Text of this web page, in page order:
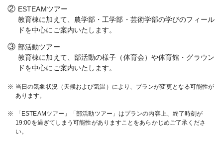
② ESTEAMツアー
教育棟に加えて、農学部・工学部・芸術学部の学びのフィール
ドを中心にご案内いたします。
③ 部活動ツアー
教育棟に加えて、部活動の様子（体育会）や体育館・グラウン
ドを中心にご案内いたします。
※ 当日の気象状況（天候および気温）により、プランが変更となる可能性が
あります。
※
「ESTEAMツアー」「部活動ツアー」はプランの内容上、終了時刻が
19:00を過ぎてしまう可能性がありますことをあらかじめご了承くださ
い。